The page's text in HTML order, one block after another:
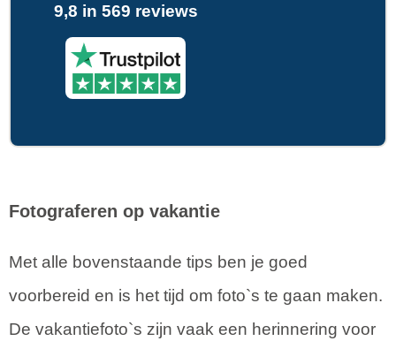
9,8 in 569 reviews
Fotograferen op vakantie
Met alle bovenstaande tips ben je goed
voorbereid en is het tijd om foto`s te gaan maken.
De vakantiefoto`s zijn vaak een herinnering voor